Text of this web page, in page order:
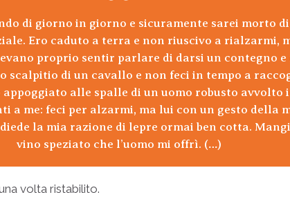
di giorno in giorno e sicuramente sarei morto
Ero caduto a terra e non riuscivo a rialzarmi,
proprio sentir parlare di darsi un contegno
scalpitio di un cavallo e non feci in tempo a
alle spalle di un uomo robusto avvolto
a me: feci per alzarmi, ma lui con un gesto della
la mia razione di lepre ormai ben cotta.
vino speziato che l’uomo mi offrì. (…)
volta ristabilito.